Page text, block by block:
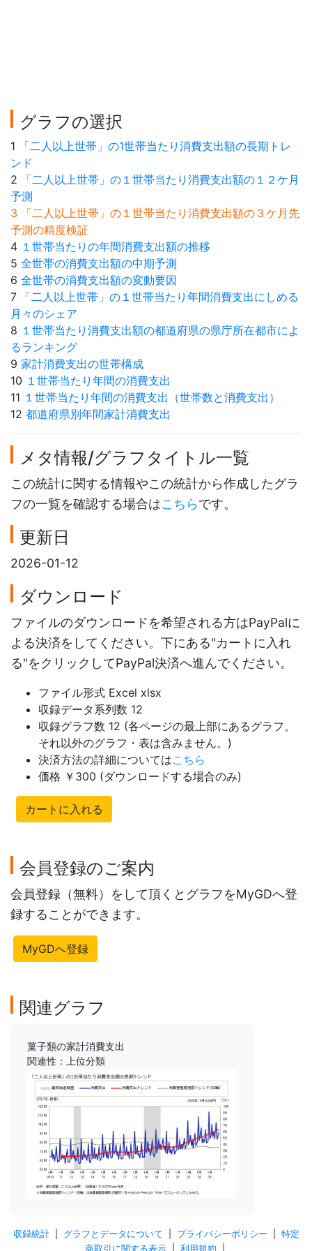
グラフの選択
1
「二人以上世帯」の1世帯当たり消費支出額の長期トレ
ンド
2
「二人以上世帯」の１世帯当たり消費支出額の１２ケ月
予測
3 「二人以上世帯」の１世帯当たり消費支出額の３ケ月先
予測の精度検証
4 １世帯当たりの年間消費支出額の推移
5 全世帯の消費支出額の中期予測
6 全世帯の消費支出額の変動要因
7
「二人以上世帯」の１世帯当たり年間消費支出にしめる
月々のシェア
8 １世帯当たり消費支出額の都道府県の県庁所在都市によ
るランキング
9 家計消費支出の世帯構成
10 １世帯当たり年間の消費支出
11 １世帯当たり年間の消費支出（世帯数と消費支出）
12 都道府県別年間家計消費支出
メタ情報/グラフタイトル一覧
この統計に関する情報やこの統計から作成したグラ
フの一覧を確認する場合はこちらです。
更新日
2026-01-12
ダウンロード
ファイルのダウンロードを希望される方はPayPalに
よる決済をしてください。下にある"カートに入れ
る"をクリックしてPayPal決済へ進んでください。
ファイル形式 Excel xlsx
収録データ系列数 12
収録グラフ数 12 (各ページの最上部にあるグラフ。
それ以外のグラフ・表は含みません。)
決済方法の詳細についてはこちら
価格 ￥300 (ダウンロードする場合のみ)
カートに入れる
会員登録のご案内
会員登録（無料）をして頂くとグラフをMyGDへ登
録することができます。
MyGDへ登録
関連グラフ
菓子類の家計消費支出
関連性：上位分類
収録統計| グラフとデータについて プライバシーポリシー
特定
商取引に関する表示| 利用規約